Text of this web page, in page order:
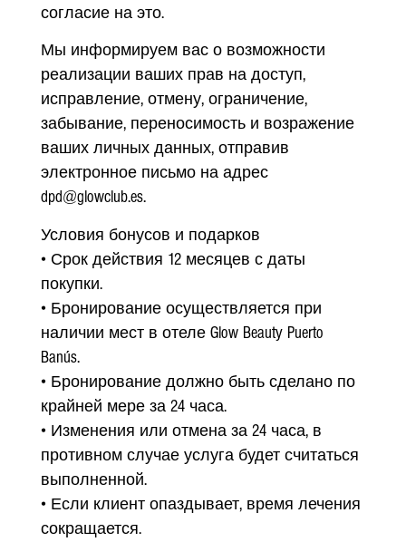
согласие на это.
Мы информируем вас о возможности
реализации ваших прав на доступ,
исправление, отмену, ограничение,
забывание, переносимость и возражение
ваших личных данных, отправив
электронное письмо на адрес
dpd@glowclub.es.
Условия бонусов и подарков
• Срок действия 12 месяцев с даты
покупки.
• Бронирование осуществляется при
наличии мест в отеле Glow Beauty Puerto
Banús.
• Бронирование должно быть сделано по
крайней мере за 24 часа.
• Изменения или отмена за 24 часа, в
противном случае услуга будет считаться
выполненной.
• Если клиент опаздывает, время лечения
сокращается.